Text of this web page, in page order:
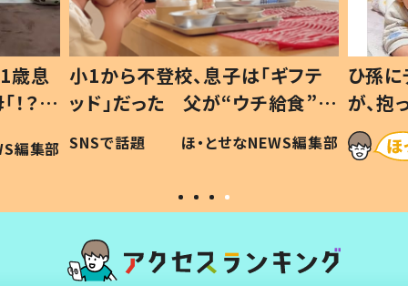
歳息
？」
編集部
小1から不登校、息子は「ギフテ
ッド」だった 父が“ウチ給食”を
作り続ける理由とは #令和の親
#令和の子
SNSで話題 ほ・とせなNEWS編集部
ひ孫
が、
「涙が
い」